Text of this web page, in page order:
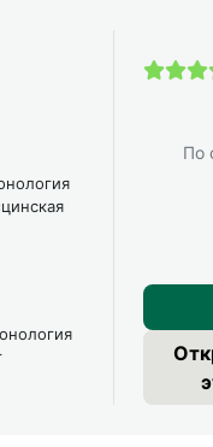
4.7 / 5
По